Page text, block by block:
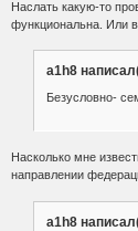
Наслать какую-то
функциональна. Или
a1h8
Безусловно-
Насколько мне
направлении
a1h8